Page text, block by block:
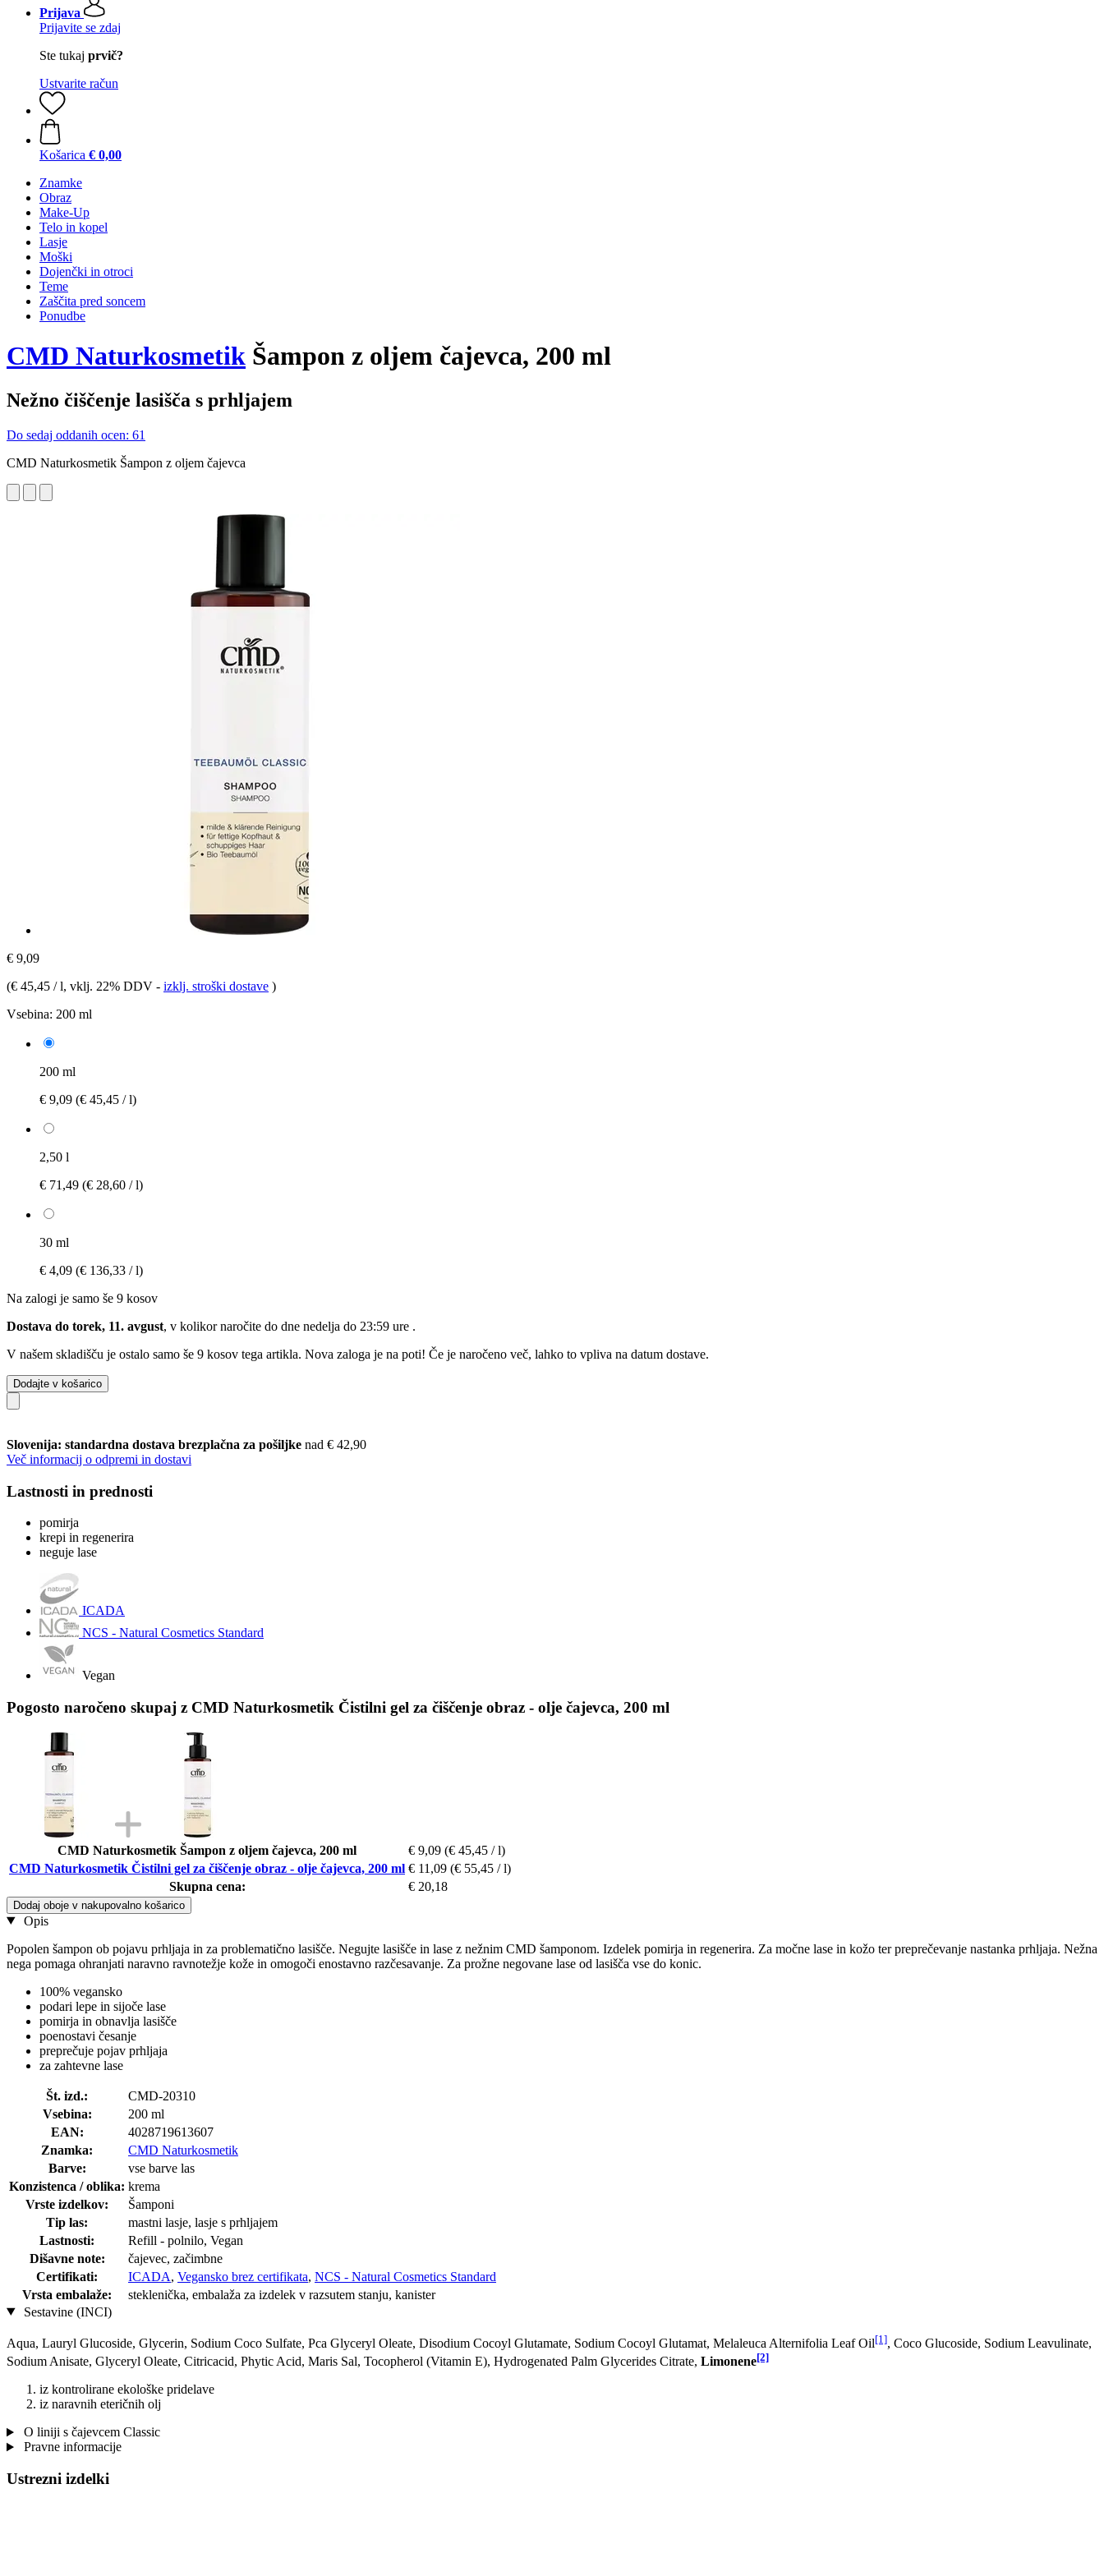
Prijava
Prijavite se zdaj
Ste tukaj prvič?
Ustvarite račun
Košarica € 0,00
Znamke
Obraz
Make-Up
Telo in kopel
Lasje
Moški
Dojenčki in otroci
Teme
Zaščita pred soncem
Ponudbe
CMD Naturkosmetik Šampon z oljem čajevca, 200 ml
Nežno čiščenje lasišča s prhljajem
Do sedaj oddanih ocen: 61
CMD Naturkosmetik Šampon z oljem čajevca
€ 9,09
(€ 45,45 / l, vklj. 22% DDV - izklj. stroški dostave )
Vsebina: 200 ml
200 ml
€ 9,09 (€ 45,45 / l)
2,50 l
€ 71,49 (€ 28,60 / l)
30 ml
€ 4,09 (€ 136,33 / l)
Na zalogi je samo še 9 kosov
Dostava do torek, 11. avgust, v kolikor naročite do dne nedelja do 23:59 ure .
V našem skladišču je ostalo samo še 9 kosov tega artikla. Nova zaloga je na poti! Če je naročeno več, lahko to vpliva na datum dostave.
Dodajte v košarico
Slovenija: standardna dostava brezplačna za pošiljke nad € 42,90
Več informacij o odpremi in dostavi
Lastnosti in prednosti
pomirja
krepi in regenerira
neguje lase
ICADA
NCS - Natural Cosmetics Standard
Vegan
Pogosto naročeno skupaj z CMD Naturkosmetik Čistilni gel za čiščenje obraz - olje čajevca, 200 ml
CMD Naturkosmetik Šampon z oljem čajevca, 200 ml € 9,09 (€ 45,45 / l)
CMD Naturkosmetik Čistilni gel za čiščenje obraz - olje čajevca, 200 ml € 11,09 (€ 55,45 / l)
Skupna cena:
€ 20,18
Dodaj oboje v nakupovalno košarico
Opis
Popolen šampon ob pojavu prhljaja in za problematično lasišče. Negujte lasišče in lase z nežnim CMD šamponom. Izdelek pomirja in regenerira. Za močne lase in kožo ter preprečevanje nastanka prhljaja. Nežna
nega pomaga ohranjati naravno ravnotežje kože in omogoči enostavno razčesavanje. Za prožne negovane lase od lasišča vse do konic.
100% vegansko
podari lepe in sijoče lase
pomirja in obnavlja lasišče
poenostavi česanje
preprečuje pojav prhljaja
za zahtevne lase
Št. izd.:
CMD-20310
Vsebina:
200 ml
EAN:
4028719613607
Znamka:
CMD Naturkosmetik
Barve:
vse barve las
Konzistenca / oblika: krema
Vrste izdelkov:
Šamponi
Tip las:
mastni lasje, lasje s prhljajem
Lastnosti:
Refill - polnilo, Vegan
Dišavne note:
čajevec, začimbne
Certifikati:
ICADA, Vegansko brez certifikata, NCS - Natural Cosmetics Standard
Vrsta embalaže:
steklenička, embalaža za izdelek v razsutem stanju, kanister
Sestavine (INCI)
Aqua, Lauryl Glucoside, Glycerin, Sodium Coco­ Sulfate, Pca Glyceryl Oleate, Disodium Cocoyl Glutamate, Sodium Cocoyl Glutamat, Melaleuca Alternifolia Leaf Oil[1], Coco Glucoside, Sodium Leavulinate,
Sodium Anisate, Glyceryl Oleate, Citricacid, Phytic Acid, Maris Sal, Tocopherol (Vitamin E), Hydrogenated Palm Glycerides Citrate, Limonene[2]
iz kontrolirane ekološke pridelave
iz naravnih eteričnih olj
O liniji s čajevcem Classic
Pravne informacije
Ustrezni izdelki